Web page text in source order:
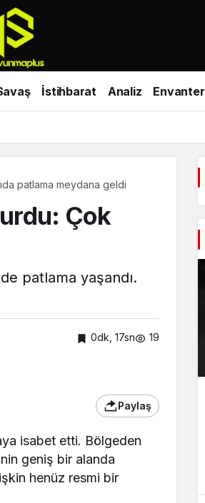
İstihbarat Analiz Envanter
patlama meydana geldi
Çok
patlama yaşandı.
0dk, 17sn 19
Paylaş
isabet etti. Bölgeden
geniş bir alanda
henüz resmi bir